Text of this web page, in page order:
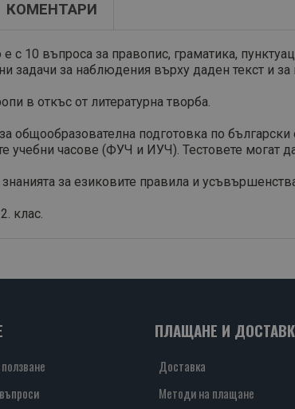
КОМЕНТАРИ
с 10 въпроса за правопис, граматика,
задачи за наблюдения върху даден текст и
в откъс от литературна творба.
общообразователна подготовка по
учебни часове (ФУЧ и ИУЧ). Тестовете могат
за езиковите правила и
клас.
ПЛАЩАНЕ И
Доставка
Методи на плащане